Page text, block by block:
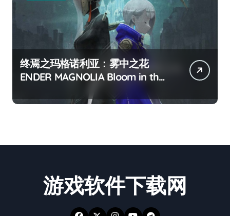
终焉之玛格诺利亚：雾中之花
ENDER MAGNOLIA Bloom in the
游戏软件下载网